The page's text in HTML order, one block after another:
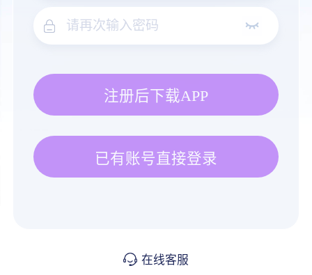
注册后下载APP
已有账号直接登录
在线客服